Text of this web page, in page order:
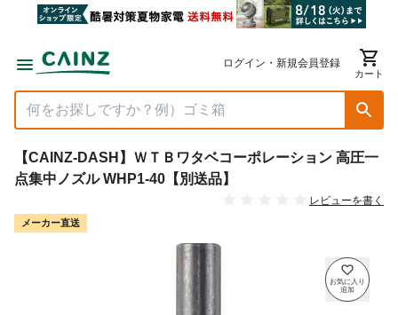
ログイン・新規会員登録
カート
【CAINZ-DASH】ＷＴＢワタベコーポレーション 高圧一
点集中ノズル WHP1-40【別送品】
レビューを書く
メーカー直送